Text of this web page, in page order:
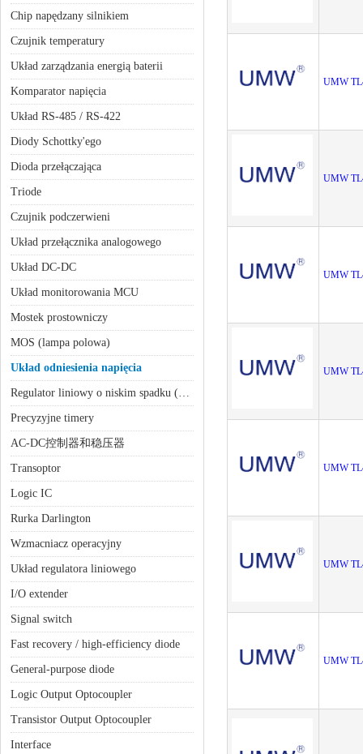
Chip napędzany silnikiem
Czujnik temperatury
Układ zarządzania energią baterii
Komparator napięcia
Układ RS-485 / RS-422
Diody Schottky'ego
Dioda przełączająca
Triode
Czujnik podczerwieni
Układ przełącznika analogowego
Układ DC-DC
Układ monitorowania MCU
Mostek prostowniczy
MOS (lampa polowa)
Układ odniesienia napięcia
Regulator liniowy o niskim spadku (LDO)
Precyzyjne timery
AC-DC控制器和稳压器
Transoptor
Logic IC
Rurka Darlington
Wzmacniacz operacyjny
Układ regulatora liniowego
I/O extender
Signal switch
Fast recovery / high-efficiency diode
General-purpose diode
Logic Output Optocoupler
Transistor Output Optocoupler
Interface
UMW
UMW
UMW
UMW
UMW
UMW
UMW